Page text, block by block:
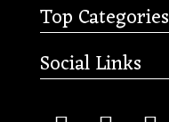
Top Categories
Social Links